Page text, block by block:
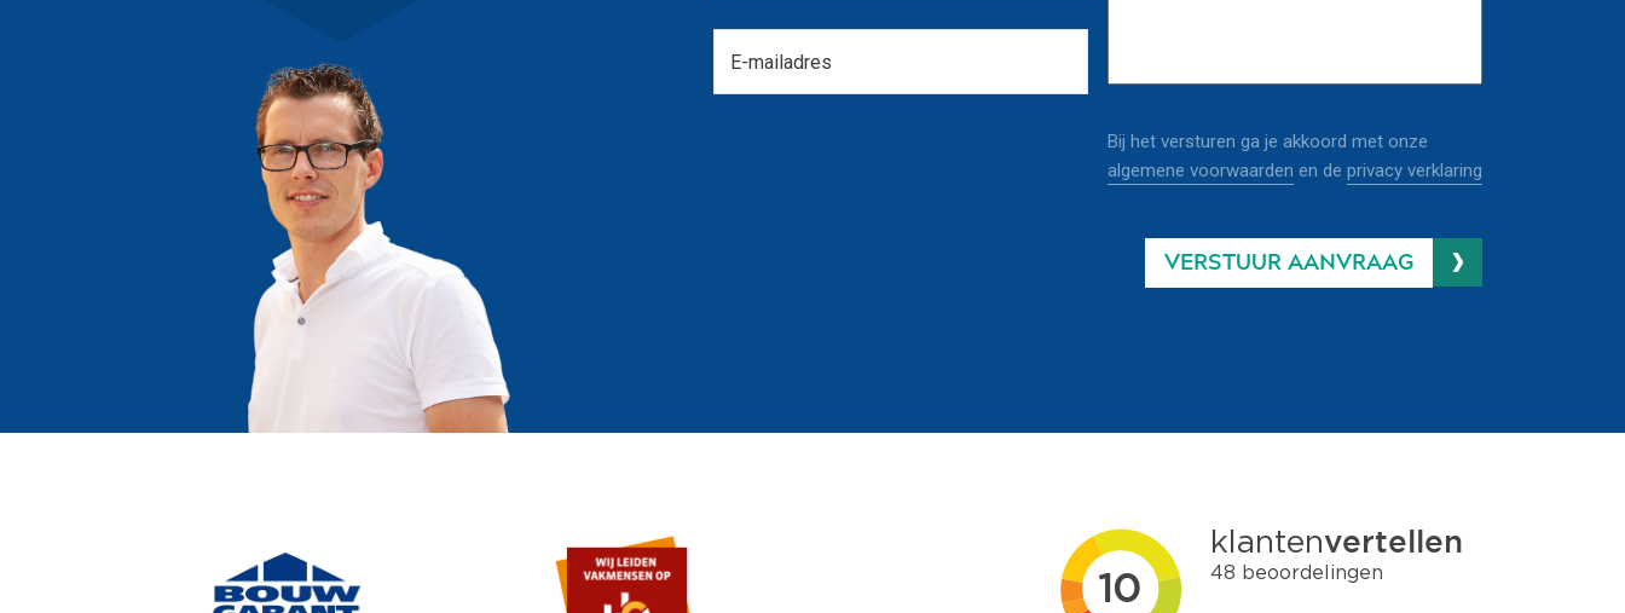
Bij het versturen ga je akkoord met onze
algemene voorwaarden en de privacy verklaring